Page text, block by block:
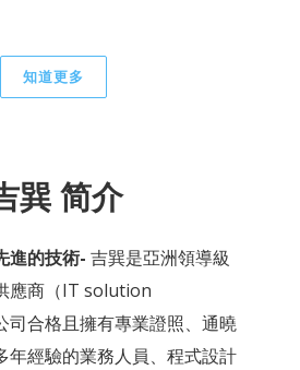
知道更多
巽 简介
進的技術- 吉巽是亞洲領導級
應商（IT solution
合格且擁有專業證照、通曉
年經驗的業務人員、程式設計